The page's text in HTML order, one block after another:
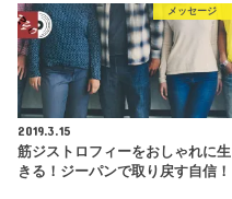
メッセージ
2019.3.15
筋ジストロフィーをおしゃれに生
きる！ジーパンで取り戻す自信！